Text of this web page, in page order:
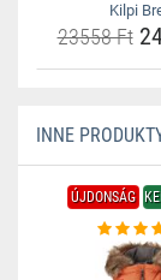
Kilpi
23558 Ft
INNE
ÚJDONSÁG